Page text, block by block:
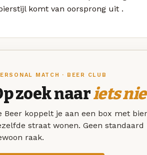
komt van oorsprong uit .
MATCH · BEER CLUB
zoek naariets
Beer koppelt je aan een box met
straat wonen. Geen standaard
raak.